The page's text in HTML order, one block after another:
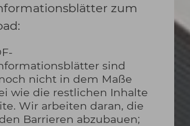
zum
sind
nicht in dem Maße
wie die restlichen Inhalte
Wir arbeiten daran, die
Barrieren abzubauen;